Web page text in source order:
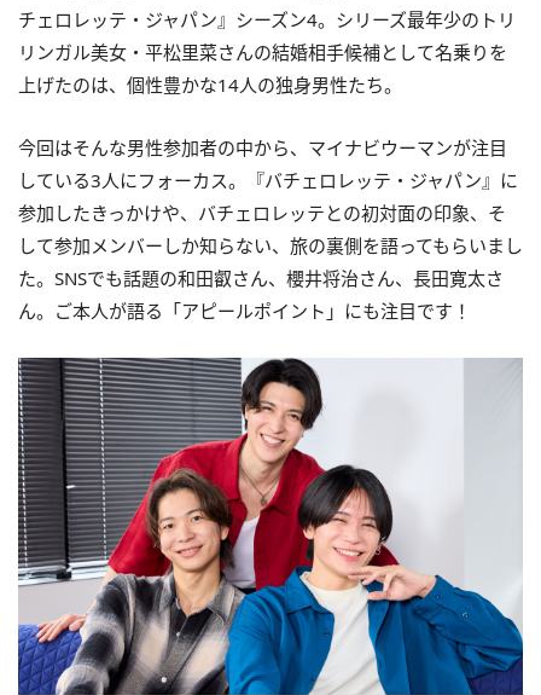
チェロレッテ・ジャパン』シーズン4。シリーズ最年少のトリ
リンガル美女・平松里菜さんの結婚相手候補として名乗りを
上げたのは、個性豊かな14人の独身男性たち。
今回はそんな男性参加者の中から、マイナビウーマンが注目
している3人にフォーカス。『バチェロレッテ・ジャパン』に
参加したきっかけや、バチェロレッテとの初対面の印象、そ
して参加メンバーしか知らない、旅の裏側を語ってもらいまし
た。SNSでも話題の和田叡さん、櫻井将治さん、長田寛太さ
ん。ご本人が語る「アピールポイント」にも注目です！